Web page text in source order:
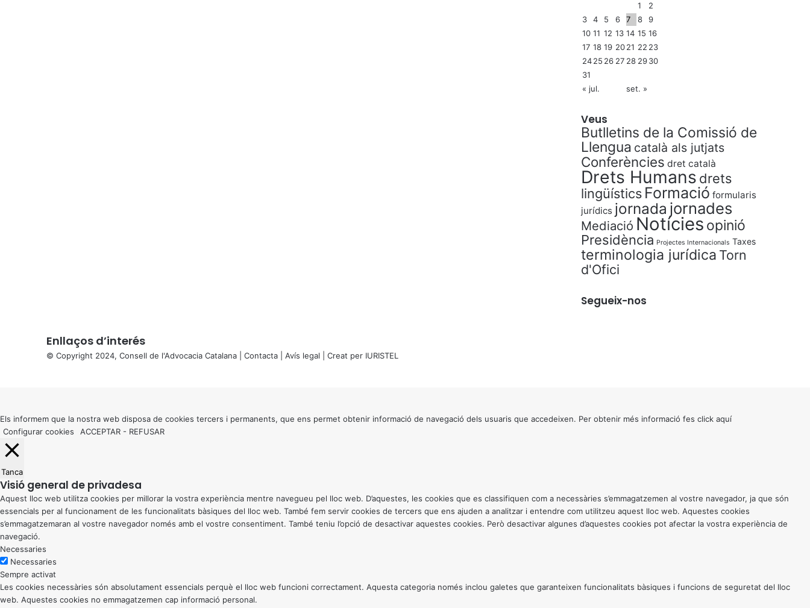
1
2
3
4 5 6 7 8
9
10 11 12 13 14 15 16
17 18 19 2021 22 23
2425 26 27 28 2930
31
« jul.
set. »
Veus
Butlletins de la Comissió de
Llengua català als jutjats
Conferències dret català
Drets Humans drets
lingüístics Formació formularis
jurídics jornada jornades
Mediació Notícies opinió
Presidència Projectes Internacionals Taxes
terminologia jurídica Torn
d'Ofici
Segueix-nos
Enllaços d’interés
© Copyright 2024, Consell de l'Advocacia Catalana | Contacta Avís legal | Creat per IURISTEL
button
Els informem que la nostra web disposa de cookies tercers i permanents, que ens permet obtenir informació de navegació dels usuaris que accedeixen. Per obtenir més informació fes click aquí
Configurar cookies
ACCEPTAR - REFUSAR
Tanca
Visió general de privadesa
Aquest lloc web utilitza cookies per millorar la vostra experiència mentre navegueu pel lloc web. D’aquestes, les cookies que es classifiquen com a necessàries s’emmagatzemen al vostre navegador, ja que són
essencials per al funcionament de les funcionalitats bàsiques del lloc web. També fem servir cookies de tercers que ens ajuden a analitzar i entendre com utilitzeu aquest lloc web. Aquestes cookies
s’emmagatzemaran al vostre navegador només amb el vostre consentiment. També teniu l’opció de desactivar aquestes cookies. Però desactivar algunes d’aquestes cookies pot afectar la vostra experiència de
navegació.
Necessaries
Necessaries
Sempre activat
Les cookies necessàries són absolutament essencials perquè el lloc web funcioni correctament. Aquesta categoria només inclou galetes que garanteixen funcionalitats bàsiques i funcions de seguretat del lloc
web. Aquestes cookies no emmagatzemen cap informació personal.